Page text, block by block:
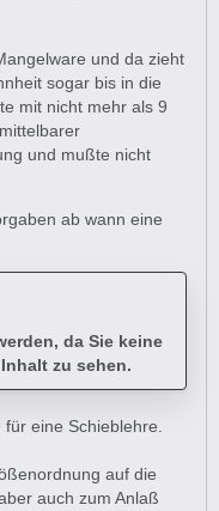
und da zieht
sogar bis in die
mit nicht mehr als 9
und mußte nicht
ab wann eine
da Sie keine
zu sehen.
eine Schieblehre.
auf die
auch zum Anlaß